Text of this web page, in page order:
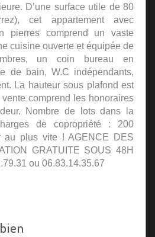
D’une surface utile de 80
cet appartement avec
pierres comprend un vaste
cuisine ouverte et équipée de
un coin bureau en
de bain, W.C indépendants,
La hauteur sous plafond est
comprend les honoraires
Nombre de lots dans la
de copropriété : 200
au plus vite ! AGENCE DES
GRATUITE SOUS 48H
ou 06.83.14.35.67